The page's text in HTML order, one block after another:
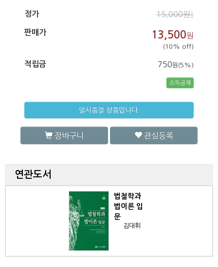
정가 15,000원↓
판매가 13,500원
(10% off)
적립금 750원(5%)
소득공제
일시품절 상품입니다.
장바구니 관심등록
연관도서
법철학과
법이론 입
문
김대휘